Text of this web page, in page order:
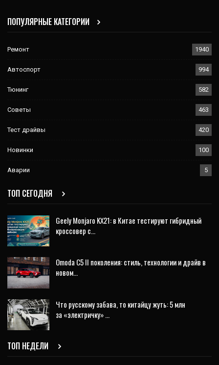
ПОПУЛЯРНЫЕ КАТЕГОРИИ
Ремонт 1940
Автоспорт 994
Тюнинг 582
Советы 463
Тест драйвы 420
Новинки 100
Аварии 5
ТОП СЕГОДНЯ
Geely Monjaro KX21: в Китае тестируют гибридный
кроссовер с…
Omoda C5 II поколения: стиль, технологии и драйв в
новом…
Что русскому забава, то китайцу жуть: 5 млн
за «электричку» …
ТОП НЕДЕЛИ